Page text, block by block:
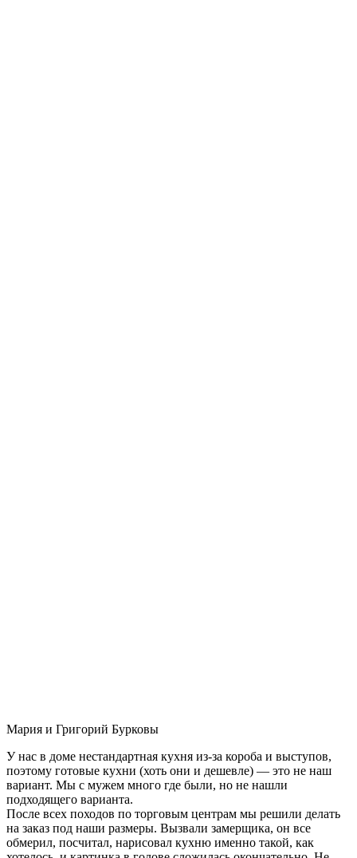
Мария и Григорий Бурковы
У нас в доме нестандартная кухня из-за короба и выступов,
поэтому готовые кухни (хоть они и дешевле) — это не наш
вариант. Мы с мужем много где были, но не нашли
подходящего варианта.
После всех походов по торговым центрам мы решили делать
на заказ под наши размеры. Вызвали замерщика, он все
обмерил, посчитал, нарисовал кухню именно такой, как